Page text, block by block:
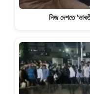
নিজ দেশতে